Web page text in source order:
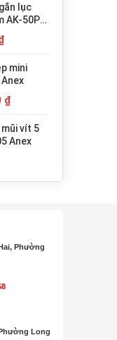
₫.
tại
là:
lục
AK-50P-
mini
₫
vít 5
Anex
Phường
Long